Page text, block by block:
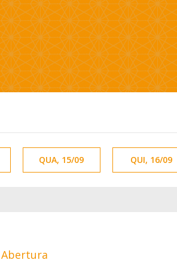
QUA, 15/09 QUI, 16/09
Abertura